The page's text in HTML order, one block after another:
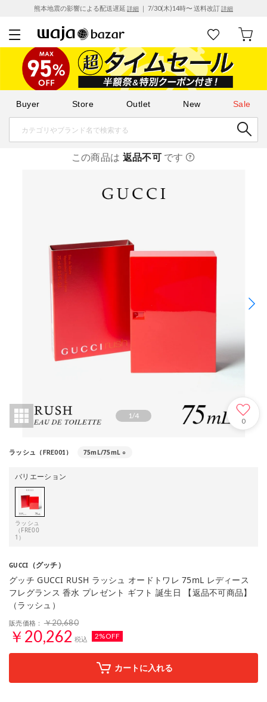
熊本地震の影響による配送遅延 詳細 ｜ 7/30(木)14時〜 送料改訂詳細
Buyer Store Outlet New Sale
この商品は 返品不可 です
1/4
0
ラッシュ（FRE001） 75mL/75mL ○
バリエーション
ラッシュ
（FRE00
1）
GUCCI （グッチ）
グッチ GUCCI RUSH ラッシュ オードトワレ 75mL レディース
フレグランス 香水 プレゼント ギフト 誕生日 【返品不可商品】
（ラッシュ）
販売価格： ￥20,680
￥20,262 税込 2%OFF
カートに入れる